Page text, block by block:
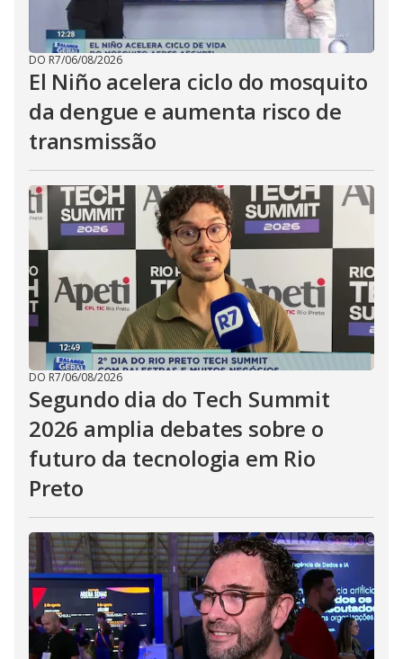
DO R7/06/08/2026
El Niño acelera ciclo do mosquito
da dengue e aumenta risco de
transmissão
DO R7/06/08/2026
Segundo dia do Tech Summit
2026 amplia debates sobre o
futuro da tecnologia em Rio
Preto